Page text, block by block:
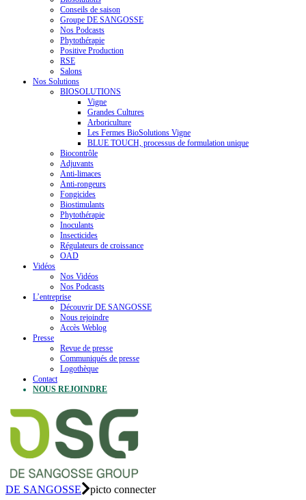
Conseils de saison
Groupe DE SANGOSSE
Nos Podcasts
Phytothérapie
Positive Production
RSE
Salons
Nos Solutions
BIOSOLUTIONS
Vigne
Grandes Cultures
Arboriculture
Les Fermes BioSolutions Vigne
BLUE TOUCH, processus de formulation unique
Biocontrôle
Adjuvants
Anti-limaces
Anti-rongeurs
Fongicides
Biostimulants
Phytothérapie
Inoculants
Insecticides
Régulateurs de croissance
OAD
Vidéos
Nos Vidéos
Nos Podcasts
L’entreprise
Découvrir DE SANGOSSE
Nous rejoindre
Accès Weblog
Presse
Revue de presse
Communiqués de presse
Logothèque
Contact
NOUS REJOINDRE
DE SANGOSSE picto connecter